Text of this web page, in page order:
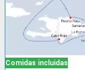
Comidas incluidas